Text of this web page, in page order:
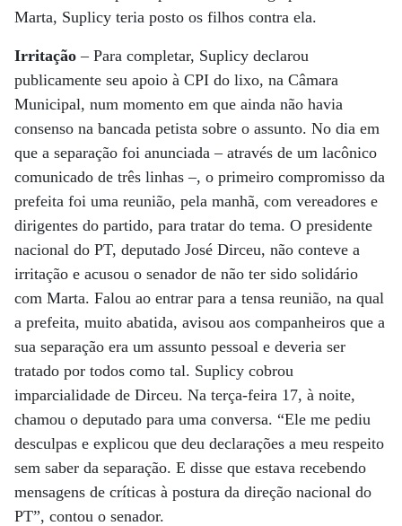
Marta, Suplicy teria posto os filhos contra ela.
Irritação– Para completar, Suplicy declarou
publicamente seu apoio à CPI do lixo, na Câmara
Municipal, num momento em que ainda não havia
consenso na bancada petista sobre o assunto. No dia em
que a separação foi anunciada – através de um lacônico
comunicado de três linhas –, o primeiro compromisso da
prefeita foi uma reunião, pela manhã, com vereadores e
dirigentes do partido, para tratar do tema. O presidente
nacional do PT, deputado José Dirceu, não conteve a
irritação e acusou o senador de não ter sido solidário
com Marta. Falou ao entrar para a tensa reunião, na qual
a prefeita, muito abatida, avisou aos companheiros que a
sua separação era um assunto pessoal e deveria ser
tratado por todos como tal. Suplicy cobrou
imparcialidade de Dirceu. Na terça-feira 17, à noite,
chamou o deputado para uma conversa. “Ele me pediu
desculpas e explicou que deu declarações a meu respeito
sem saber da separação. E disse que estava recebendo
mensagens de críticas à postura da direção nacional do
PT”, contou o senador.